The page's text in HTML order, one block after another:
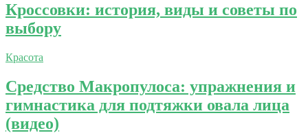
Кроссовки: история, виды и советы по
выбору
Красота
Средство Макропулоса: упражнения и
гимнастика для подтяжки овала лица
(видео)